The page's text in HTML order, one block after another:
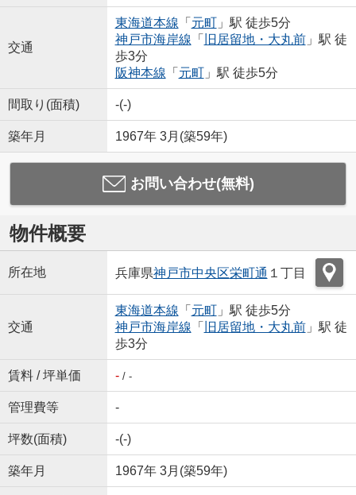
交通
東海道本線 「 元町」駅 徒歩5分
神戸市海岸線 「 旧居留地・大丸前」駅 徒
歩3分
阪神本線 「 元町」駅 徒歩5分
間取り(面積) -(-)
築年月 1967年 3月(築59年)
お問い合わせ(無料)
物件概要
所在地 兵庫県神戸市中央区栄町通 １丁目
交通
東海道本線 「 元町」駅 徒歩5分
神戸市海岸線 「 旧居留地・大丸前」駅 徒
歩3分
賃料 / 坪単価 -/ -
管理費等 -
坪数(面積) -(-)
築年月 1967年 3月(築59年)